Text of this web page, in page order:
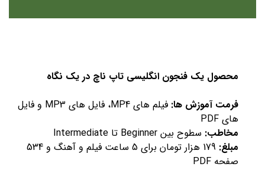
محصول یک فنجون انگلیسی تاپ ناچ در یک نگاه
فرمت آموزش ها:
فیلم های MP4، فایل های MP3 و فایل
های PDF
مخاطب: سطوح بین Beginner تا Intermediate
مبلغ:
179 هزار تومان برای 5 ساعت فیلم و آهنگ و 534
صفحه PDF